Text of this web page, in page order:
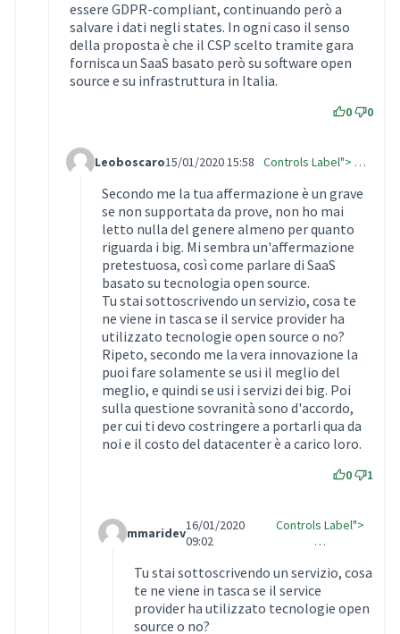
essere GDPR-compliant, continuando però a
salvare i dati negli states. In ogni caso il senso
della proposta è che il CSP scelto tramite gara
fornisca un SaaS basato però su software open
source e su infrastruttura in Italia.
0 0
Comment Label Reply
Leoboscaro15/01/2020 15:58 Controls Label"> …
Secondo me la tua affermazione è un grave
se non supportata da prove, non ho mai
letto nulla del genere almeno per quanto
riguarda i big. Mi sembra un'affermazione
pretestuosa, così come parlare di SaaS
basato su tecnologia open source.
Tu stai sottoscrivendo un servizio, cosa te
ne viene in tasca se il service provider ha
utilizzato tecnologie open source o no?
Ripeto, secondo me la vera innovazione la
puoi fare solamente se usi il meglio del
meglio, e quindi se usi i servizi dei big. Poi
sulla questione sovranità sono d'accordo,
per cui ti devo costringere a portarli qua da
noi e il costo del datacenter è a carico loro.
0 1
Comment Label Reply
mmaridev16/01/2020
09:02
Controls Label">
…
Tu stai sottoscrivendo un servizio, cosa
te ne viene in tasca se il service
provider ha utilizzato tecnologie open
source o no?